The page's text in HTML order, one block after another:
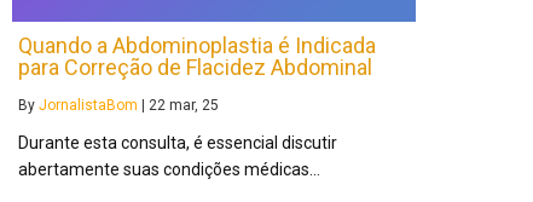
Quando a Abdominoplastia é Indicada
para Correção de Flacidez Abdominal
By JornalistaBom | 22 mar, 25
Durante esta consulta, é essencial discutir
abertamente suas condições médicas…